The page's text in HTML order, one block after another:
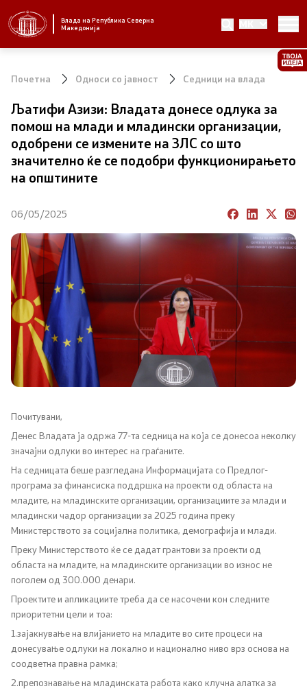
Влада на Република Северна
Македонија
MK
Стратешки приоритети и програма
Завршени планови
Стратешки план на Генералниот секретаријат
Влада
Претседател на Владата
Канцеларија на Претседателот на Владата
Заменици на Претседателот на Владата
Состав на Владата
Министерства
СОЗР
Комисии
Органи во состав
Национални координатори
Генерален Секретаријат
Односи со јавност
Канцеларија на портпарол
Почетна Односи со јавност Седници на влада
Љатифи Азизи: Владата донесе одлука за
помош на млади и младински организации,
одобрени се измените на ЗЛС со што
значително ќе се подобри функционирањето
на општините
06/05/2025
Почитувани,
Денес Владата ја одржа 77-та седница на која се донесоа неколку
значајни одлуки во интерес на граѓаните.
На седницата беше разгледана Информацијата со Предлог-
програма за финансиска поддршка на проекти од областа на
младите, на младинските организации, организациите за млади и
младински чадор организации за 2025 година преку
Министерството за социјална политика, демографија и млади.
Преку Министерството ќе се дадат грантови за проекти од
областа на младите, на младинските организации во износ не
поголем од 300.000 денари.
Проектите и апликациите треба да се насочени кон следните
приоритетни цели и тоа:
1.зајакнување на влијанието на младите во сите процеси на
донесување одлуки на локално и национално ниво врз основа на
соодветна правна рамка;
2.препознавање на младинската работа како клучна алатка за